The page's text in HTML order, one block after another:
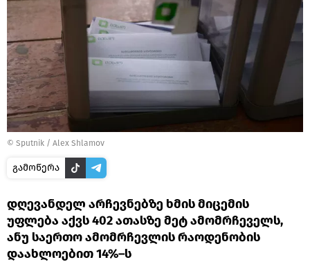
© Sputnik / Alex Shlamov
გამოწერა
დღევანდელ არჩევნებზე ხმის მიცემის
უფლება აქვს 402 ათასზე მეტ ამომრჩეველს,
ანუ საერთო ამომრჩევლის რაოდენობის
დაახლოებით 14%–ს